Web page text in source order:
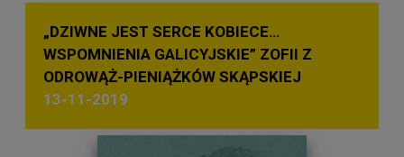
„DZIWNE JEST SERCE KOBIECE…
WSPOMNIENIA GALICYJSKIE” ZOFII Z
ODROWĄŻ-PIENIĄŻKÓW SKĄPSKIEJ
13-11-2019